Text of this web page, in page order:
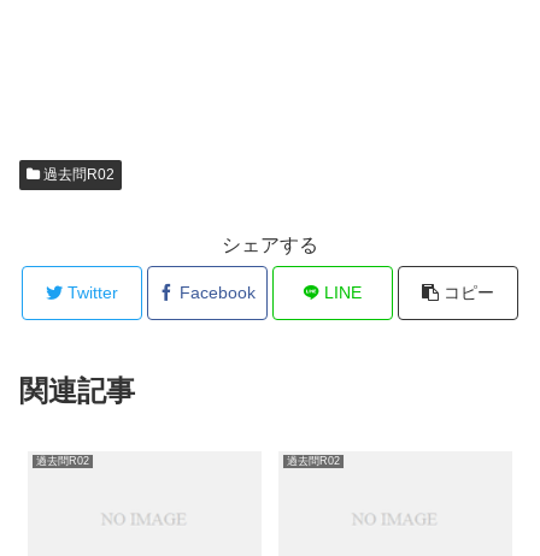
過去問R02
シェアする
Twitter Facebook LINE コピー
関連記事
過去問R02 過去問R02